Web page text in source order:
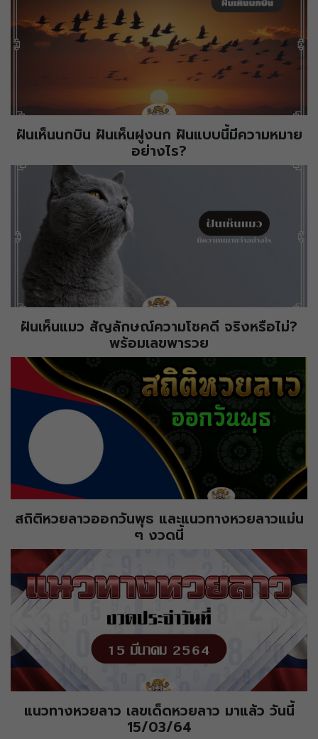
ฝันเห็นนกบิน ฝันเห็นฝูงนก ฝันแบบนี้มีความหมาย
อย่างไร?
ฝันเห็นแมว สัญลักษณ์ความโชคดี จริงหรือไม่?
พร้อมเลขพารวย
สถิติหวยลาวออกวันพุธ และแนวทางหวยลาวแม่น
ๆ งวดนี้
แนวทางหวยลาว เลขเด็ดหวยลาว มาแล้ว วันนี้
15/03/64